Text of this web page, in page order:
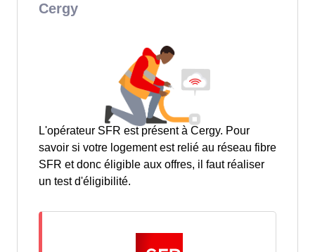
Cergy
L'opérateur SFR est présent à Cergy. Pour
savoir si votre logement est relié au réseau fibre
SFR et donc éligible aux offres, il faut réaliser
un test d'éligibilité.